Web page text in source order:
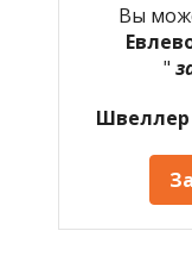
Вы
"
Швеллер